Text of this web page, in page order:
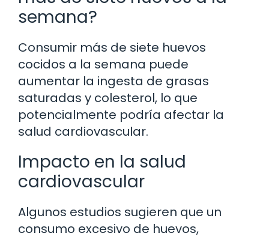
semana?
Consumir más de siete huevos
cocidos a la semana puede
aumentar la ingesta de grasas
saturadas y colesterol, lo que
potencialmente podría afectar la
salud cardiovascular.
Impacto en la salud
cardiovascular
Algunos estudios sugieren que un
consumo excesivo de huevos,